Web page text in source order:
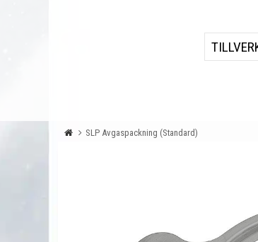
SLP Avgaspackning (Standard)